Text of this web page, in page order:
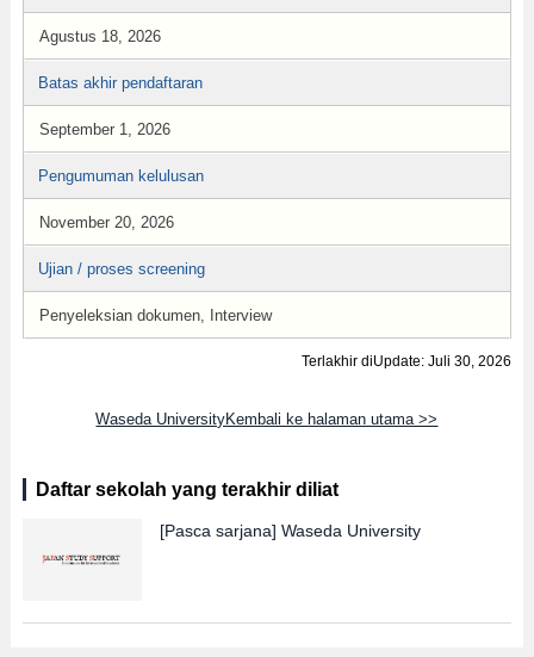
Agustus 18, 2026
Batas akhir pendaftaran
September 1, 2026
Pengumuman kelulusan
November 20, 2026
Ujian / proses screening
Penyeleksian dokumen, Interview
Terlakhir diUpdate: Juli 30, 2026
Waseda UniversityKembali ke halaman utama >>
Daftar sekolah yang terakhir diliat
[Pasca sarjana] Waseda University